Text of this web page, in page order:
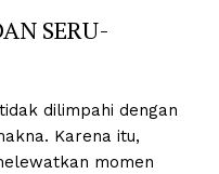
SERU-
dilimpahi dengan
Karena itu,
momen